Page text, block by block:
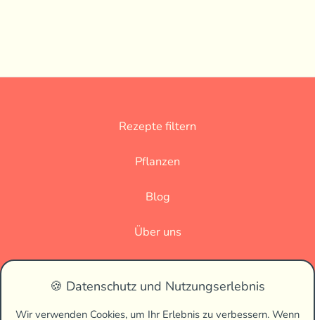
🍪 Datenschutz und Nutzungserlebnis
Wir verwenden Cookies, um Ihr Erlebnis zu verbessern. Wenn
Rezepte filtern
Pflanzen
Blog
Über uns